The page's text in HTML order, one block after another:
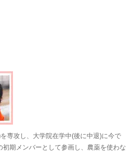
専攻し、大学院在学中(後に中退)に今で
期メンバーとして参画し、農薬を使わな